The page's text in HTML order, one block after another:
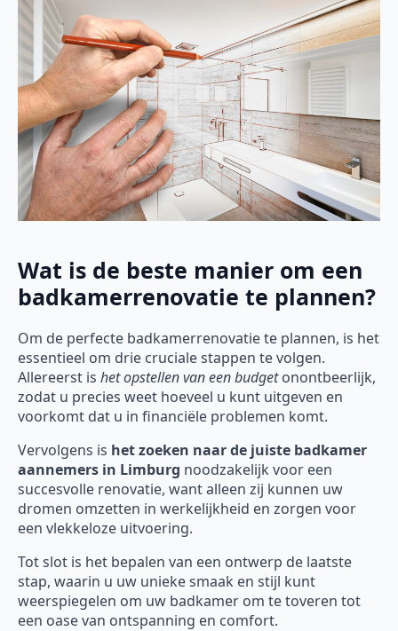
Wat is de beste manier om een
badkamerrenovatie te plannen?
Om de perfecte badkamerrenovatie te plannen, is het
essentieel om drie cruciale stappen te volgen.
Allereerst is het opstellen van een budgetonontbeerlijk,
zodat u precies weet hoeveel u kunt uitgeven en
voorkomt dat u in financiële problemen komt.
Vervolgens is het zoeken naar de juiste badkamer
aannemers in Limburg noodzakelijk voor een
succesvolle renovatie, want alleen zij kunnen uw
dromen omzetten in werkelijkheid en zorgen voor
een vlekkeloze uitvoering.
Tot slot is het bepalen van een ontwerp de laatste
stap, waarin u uw unieke smaak en stijl kunt
weerspiegelen om uw badkamer om te toveren tot
een oase van ontspanning en comfort.